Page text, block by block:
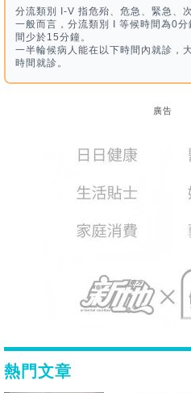
分流類別 I-V 指危殆、危急、緊急、
一般而言，分流類別 I 等候時間為0
間少於15分鐘。
一半輪候病人能在以下時間內就診，
時間就診。
廣告
熱門文章